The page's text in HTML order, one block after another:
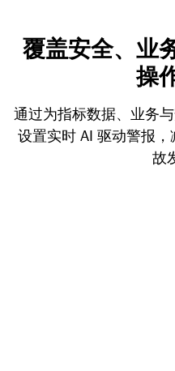
覆盖安全、业
操
通过为指标数据、业务
设置实时 AI 驱动警报
故